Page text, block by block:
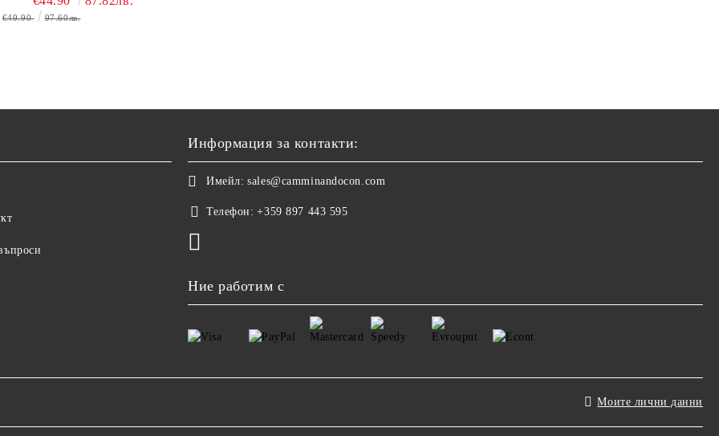
КРАК, БЕЖОВИ
€49.90 97.60лв.
Информация за контакти:
Имейл: sales@camminandocon.com
Телефон: +359 897 443 595
Ние работим с
Моите лични данни